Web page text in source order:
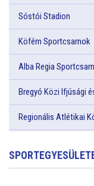
Sóstói Stadion
Köfém Sportcsarnok
Alba Regia
Bregyó Közi Ifjúsági
Regionális Atlétikai